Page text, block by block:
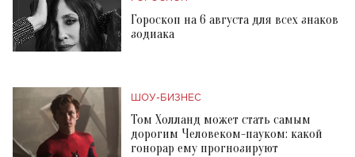
Гороскоп на 6 августа для всех знаков
зодиака
ШОУ-БИЗНЕС
Том Холланд может стать самым
дорогим Человеком-пауком: какой
гонорар ему прогнозируют